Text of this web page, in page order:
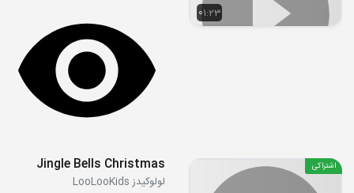
01:23
اشتراکی Jingle Bells Christmas
لولوکیدز LooLooKids